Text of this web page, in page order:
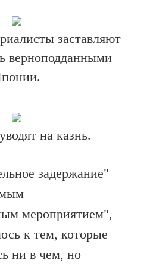
заставляют
верноподданными
на казнь.
задержание"
мероприятием",
к тем, которые
ни в чем, но